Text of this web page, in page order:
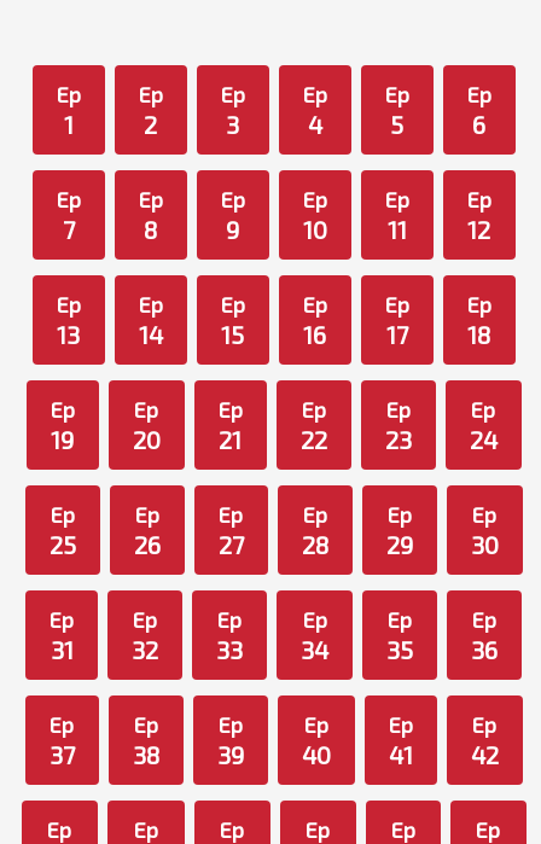
Ep
1
Ep
2
Ep
3
Ep
4
Ep
5
Ep
6
Ep
7
Ep
8
Ep
9
Ep
10
Ep
11
Ep
12
Ep
13
Ep
14
Ep
15
Ep
16
Ep
17
Ep
18
Ep
19
Ep
20
Ep
21
Ep
22
Ep
23
Ep
24
Ep
25
Ep
26
Ep
27
Ep
28
Ep
29
Ep
30
Ep
31
Ep
32
Ep
33
Ep
34
Ep
35
Ep
36
Ep
37
Ep
38
Ep
39
Ep
40
Ep
41
Ep
42
Ep Ep Ep Ep Ep Ep